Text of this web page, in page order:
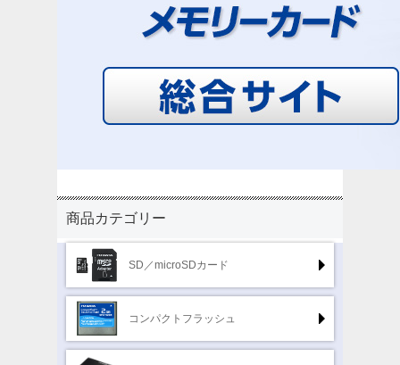
商品カテゴリー
SD／microSDカード
コンパクトフラッシュ